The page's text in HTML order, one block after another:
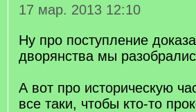
17 мар. 2013 12:10
Ну про поступление
дворянства мы
А вот про историческую
все таки, чтобы кто-то